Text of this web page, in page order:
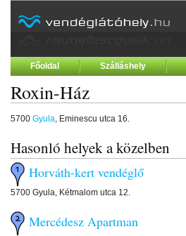
Főoldal Szálláshely
Roxin-Ház
5700 Gyula, Eminescu utca 16.
Hasonló helyek a közelben
Horváth-kert vendéglő
5700 Gyula, Kétmalom utca 12.
Mercédesz Apartman